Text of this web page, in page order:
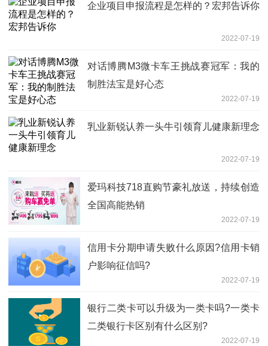
企业项目申报流程是怎样的？宏邦告诉你
2022-07-19
对话博腾M3微卡车王挑战赛冠军：我的
制胜法宝是好心态
2022-07-19
乳业新锐认养一头牛引领育儿健康新理念
2022-07-19
爱玛科技718直购节豪礼放送，持续创造
全国高能热销
2022-07-19
信用卡分期申请失败什么原因?信用卡销
户影响征信吗?
2022-07-19
银行二类卡可以升级为一类卡吗?一类卡
二类银行卡区别有什么区别?
2022-07-19